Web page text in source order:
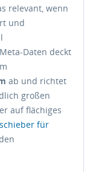
relevant, wenn
und
Daten deckt
ab und richtet
großen
auf flächiges
für